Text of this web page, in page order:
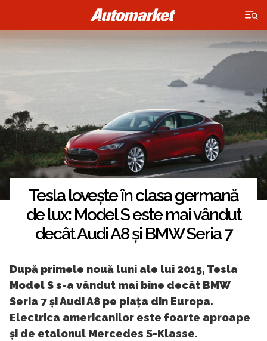
×
Tesla lovește în clasa germană
de lux: Model S este mai vândut
decât Audi A8 și BMW Seria 7
După primele nouă luni ale lui 2015, Tesla
Model S s-a vândut mai bine decât BMW
Seria 7 și Audi A8 pe piața din Europa.
Electrica americanilor este foarte aproape
și de etalonul Mercedes S-Klasse.